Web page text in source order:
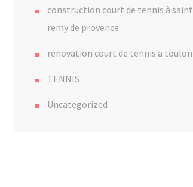
construction court de tennis à saint
remy de provence
renovation court de tennis a toulon
TENNIS
Uncategorized